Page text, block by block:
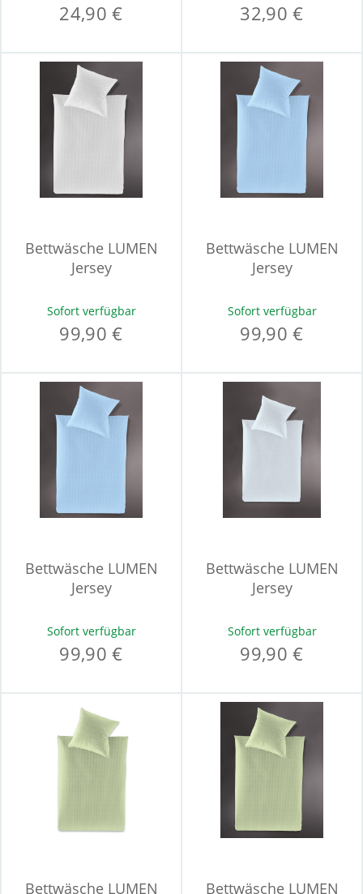
24,90 € 32,90 €
Bettwäsche LUMEN
Jersey
Sofort verfügbar
99,90 €
Bettwäsche LUMEN
Jersey
Sofort verfügbar
99,90 €
Bettwäsche LUMEN
Jersey
Sofort verfügbar
99,90 €
Bettwäsche LUMEN
Jersey
Sofort verfügbar
99,90 €
Bettwäsche LUMEN Bettwäsche LUMEN